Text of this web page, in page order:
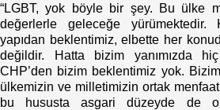
“LGBT, yok böyle bir şey. Bu ülke
değerlerle geleceğe yürümektedir.
yapıdan beklentimiz, elbette her
değildir. Hatta bizim yanımızda
CHP’den bizim beklentimiz yok.
ülkemizin ve milletimizin ortak
bu hususta asgari düzeyde de